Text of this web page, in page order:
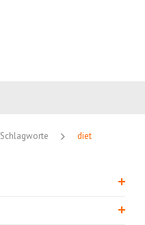
Schlagworte diet